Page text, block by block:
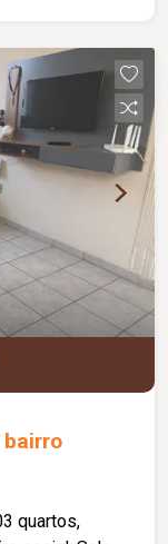
de
Portão
com
opção
bairro